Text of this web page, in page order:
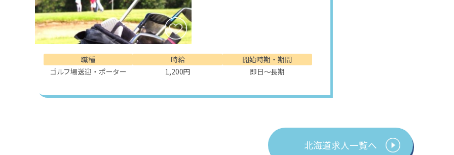
職種
ゴルフ場送迎・ポーター
時給
1,200円
開始時期・期間
即日～長期
北海道求人一覧へ